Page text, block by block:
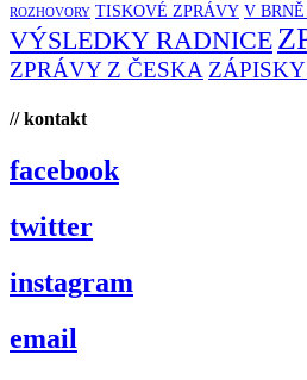
ROZHOVORY TISKOVÉ ZPRÁVY V
VÝSLEDKY RADNICE
ZPRÁVY Z ČESKA
// kontakt
facebook
twitter
instagram
email